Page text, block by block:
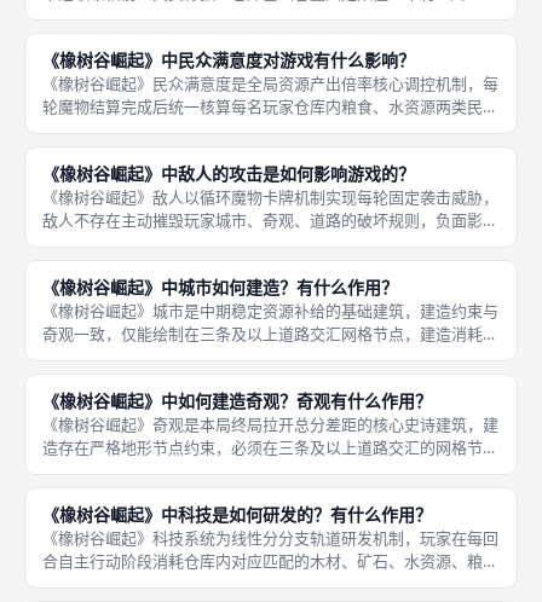
矿石6单位、水资源6单位、粮食8单位，四类资源分开独立仓库，
互不共享存储格子，木材与粮食初始容量更高，适配前期城市建
造、基础
《橡树谷崛起》中民众满意度对游戏有什么影响？
《橡树谷崛起》民众满意度是全局资源产出倍率核心调控机制，每
轮魔物结算完成后统一核算每名玩家仓库内粮食、水资源两类民生
基础资源总量，划分三档满意度等级，不同等级直接修改下一轮所
有道路、城市被动资源产出数值，同时决定玩家开局领袖专属被动
能力是否
《橡树谷崛起》中敌人的攻击是如何影响游戏的？
《橡树谷崛起》敌人以循环魔物卡牌机制实现每轮固定袭击威胁，
敌人不存在主动摧毁玩家城市、奇观、道路的破坏规则，负面影响
集中在终局扣分层面，每轮魔物袭击结算阶段统一统计无防御覆盖
的路网网格，对应生成永久火灾扣分标记，火灾标记无法清除，全
程留存至
《橡树谷崛起》中城市如何建造？有什么作用？
《橡树谷崛起》城市是中期稳定资源补给的基础建筑，建造约束与
奇观一致，仅能绘制在三条及以上道路交汇网格节点，建造消耗固
定配比木材与粮食两类资源，无需矿石、水资源配套，建造门槛远
低于奇观，单局无建造数量硬性上限，多座城市加成可叠加生效，
是稳定维
《橡树谷崛起》中如何建造奇观？奇观有什么作用？
《橡树谷崛起》奇观是本局终局拉开总分差距的核心史诗建筑，建
造存在严格地形节点约束，必须在三条及以上道路交汇的网格节点
才能绘制奇观图标，建造过程需要一次性消耗大量木材、矿石、水
资源、粮食四类仓库资源，资源储备不足则无法启动建造，奇观绘
制完成瞬
《橡树谷崛起》中科技是如何研发的？有什么作用？
《橡树谷崛起》科技系统为线性分分支轨道研发机制，玩家在每回
合自主行动阶段消耗仓库内对应匹配的木材、矿石、水资源、粮食
资源，解锁科技轨道上的单个节点，所有科技增益解锁后永久生